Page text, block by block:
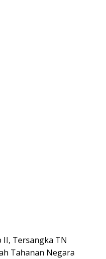
II, Tersangka TN
Tahanan Negara